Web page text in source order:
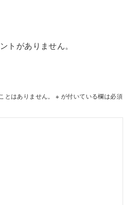
トがありません。
とはありません。 ※ が付いている欄は必須